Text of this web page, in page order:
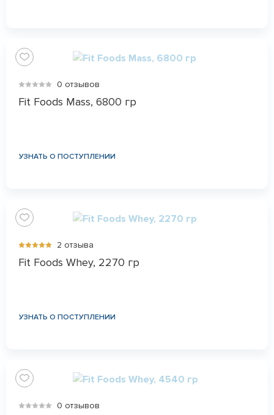
0 отзывов
Fit Foods Mass, 6800 гр
УЗНАТЬ О ПОСТУПЛЕНИИ
2 отзыва
Fit Foods Whey, 2270 гр
УЗНАТЬ О ПОСТУПЛЕНИИ
0 отзывов